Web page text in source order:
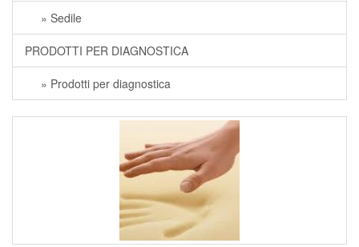
» Sedile
PRODOTTI PER DIAGNOSTICA
» Prodotti per diagnostica